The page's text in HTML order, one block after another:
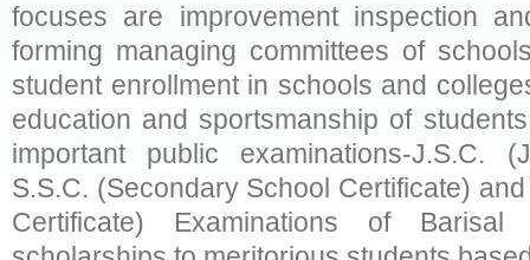
focuses are improvement inspection
forming managing committees of
student enrollment in schools and
education and sportsmanship of
important public examinations-J.S.C.
S.S.C. (Secondary School Certificate)
Certificate) Examinations of